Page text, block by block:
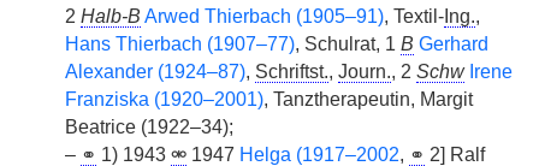
2 Halb-B Arwed Thierbach (1905–91), Textil- Ing.,
Hans Thierbach (1907–77), Schulrat, 1 B Gerhard
Alexander (1924–87), Schriftst., Journ., 2 Schw Irene
Franziska (1920–2001), Tanztherapeutin, Margit
Beatrice (1922–34);
– ⚭ 1) 1943 ⚮ 1947 Helga (1917–2002, ⚭ 2] Ralf